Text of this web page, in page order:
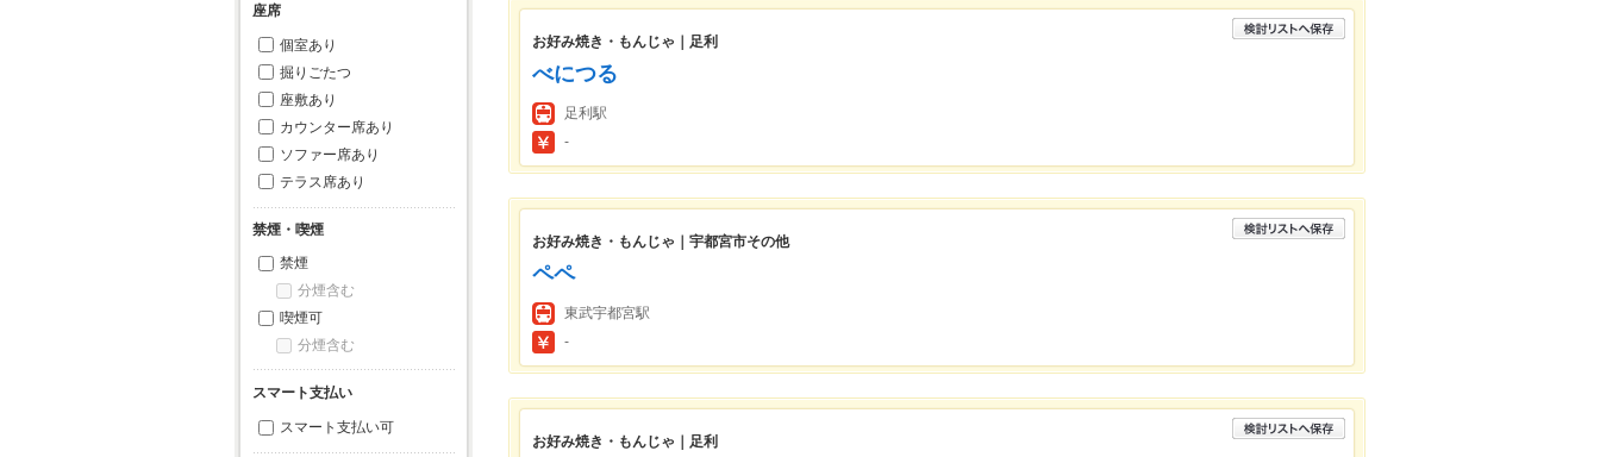
座席
個室あり
掘りごたつ
座敷あり
カウンター席あり
ソファー席あり
テラス席あり
禁煙・喫煙
禁煙
分煙含む
喫煙可
分煙含む
スマート支払い
スマート支払い可
お好み焼き・もんじゃ｜足利
べにつる
足利駅
-
お好み焼き・もんじゃ｜宇都宮市その他
ペペ
東武宇都宮駅
-
お好み焼き・もんじゃ｜足利